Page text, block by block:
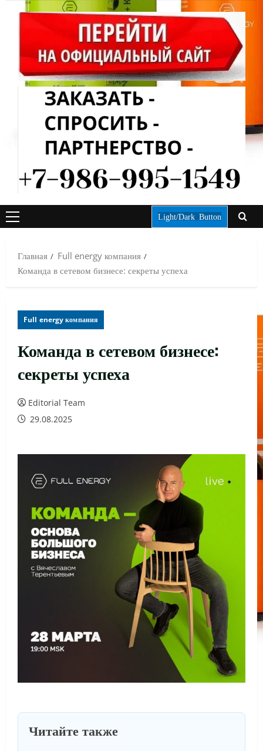
ОСНОВНОЕ
Light/Dark Button
Главная
Full energy компания
Команда в сетевом бизнесе: секреты успеха
Full energy компания
Команда в сетевом бизнесе:
секреты успеха
Editorial Team
29.08.2025
Читайте также